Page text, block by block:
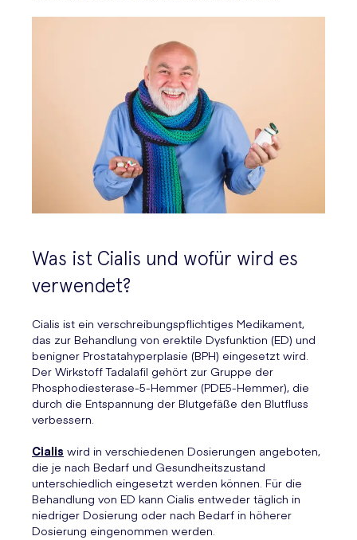
Was ist Cialis und wofür wird es
verwendet?
Cialis ist ein verschreibungspflichtiges Medikament,
das zur Behandlung von erektile Dysfunktion (ED) und
benigner Prostatahyperplasie (BPH) eingesetzt wird.
Der Wirkstoff Tadalafil gehört zur Gruppe der
Phosphodiesterase-5-Hemmer (PDE5-Hemmer), die
durch die Entspannung der Blutgefäße den Blutfluss
verbessern.
Cialis wird in verschiedenen Dosierungen angeboten,
die je nach Bedarf und Gesundheitszustand
unterschiedlich eingesetzt werden können. Für die
Behandlung von ED kann Cialis entweder täglich in
niedriger Dosierung oder nach Bedarf in höherer
Dosierung eingenommen werden.